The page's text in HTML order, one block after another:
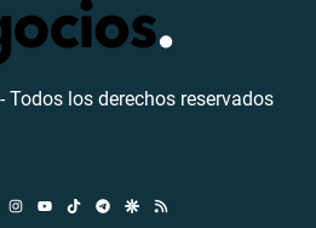
los derechos reservados
InstagramTikTokTelegramGoogle Discover